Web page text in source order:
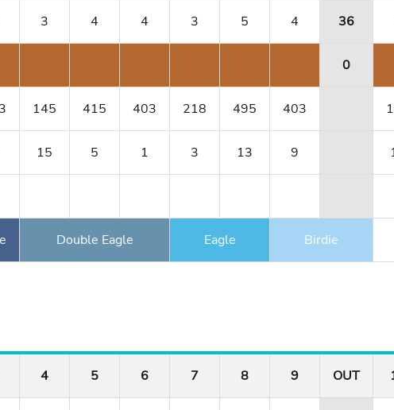
3 4 4 3 5 4 36
0
145 415 403 218 495 403
15 5 1 3 13 9
Double Eagle Eagle Birdie
4 5 6 7 8 9 OUT